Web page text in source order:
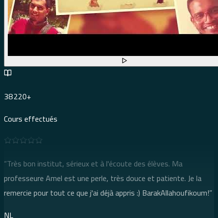
38 220+
Cours effectués
Google
“Très bon institut, sérieux et à l'écoute des élèves. Ma
professeure Amel est une perle, très douce et patiente. Je la
remercie pour tout ce que j'ai déjà appris :) BarakAllahoufikoum!”
Google
“Très bonne expérience avec Mme Ayat une très bonne
professeure d’arabe en même pas 1 mois j’ai avancé en tant que